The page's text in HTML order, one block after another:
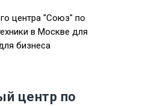
центра "Союз" по
в Москве для
бизнеса
центр по